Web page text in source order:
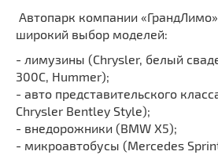
Автопарк компании
широкий выбор моделей:
- лимузины (Chrysler, белый
300С, Hummer);
- авто представительского
Chrysler Bentley Style);
- внедорожники (BMW X5);
- микроавтобусы (Mercedes